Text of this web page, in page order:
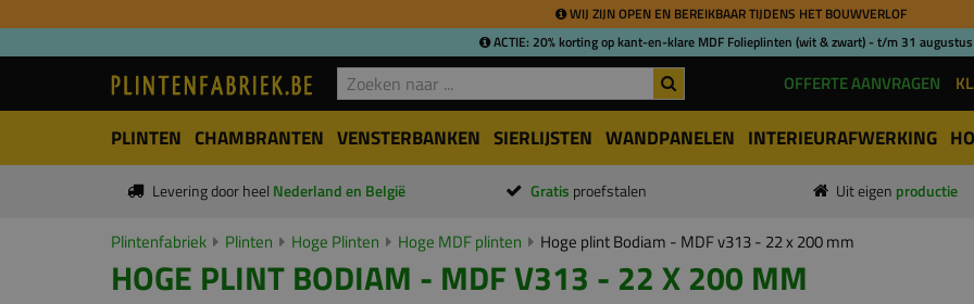
WIJ ZIJN OPEN EN BEREIKBAAR TIJDENS HET BOUWVERLOF
ACTIE: 20% korting op kant-en-klare MDF Folieplinten (wit & zwart) - t/m 31
OFFERTE AANVRAGEN
PLINTEN CHAMBRANTEN VENSTERBANKEN SIERLIJSTEN WANDPANELEN INTERIEURAFWERKING
Levering door heel Nederland en België Gratis proefstalen Uit eigen productie
Plintenfabriek Plinten Hoge Plinten Hoge MDF plinten Hoge plint Bodiam - MDF v313 - 22 x 200 mm
HOGE PLINT BODIAM - MDF V313 - 22 X 200 MM